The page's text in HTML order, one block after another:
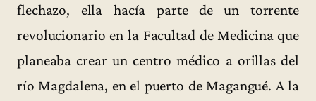
flechazo, ella hacía parte de un torrente
revolucionario en la Facultad de Medicina que
planeaba crear un centro médico a orillas del
río Magdalena, en el puerto de Magangué. A la